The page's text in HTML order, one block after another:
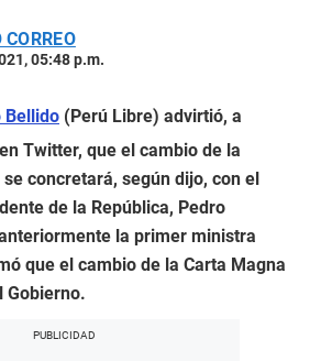
05:48 p.m.
Bellido (Perú Libre) advirtió, a
Twitter, que el cambio de la
concretará, según dijo, con el
de la República, Pedro
la primer ministra
que el cambio de la Carta Magna
Gobierno.